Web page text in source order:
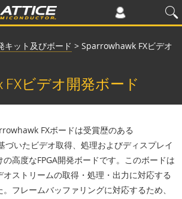
キット及びボード > Sparrowhawk FXビデオ
FXビデオ開発ボード
FXボードは受賞歴のある
づいたビデオ取得、処理およびディスプレイ
高度なFPGA開発ボードです。このボードは
ストリームの取得・処理・出力に対応する
フレームバッファリングに対応するため、